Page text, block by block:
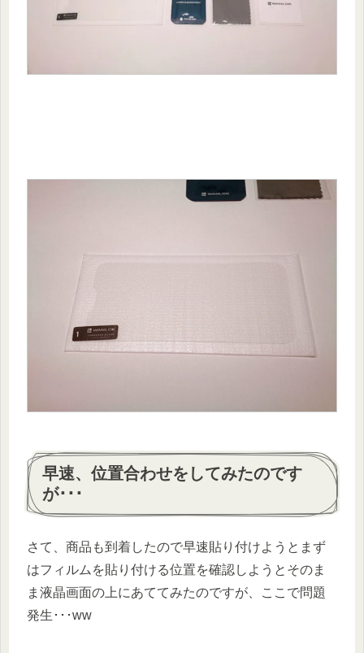
早速、位置合わせをしてみたのです
が･･･
さて、商品も到着したので早速貼り付けようとまず
はフィルムを貼り付ける位置を確認しようとそのま
ま液晶画面の上にあててみたのですが、ここで問題
発生･･･ww